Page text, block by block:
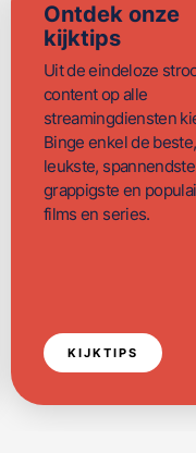
Ontdek onze
kijktips
Uit de eindeloze
content op alle
streamingdiensten
Binge enkel de beste,
leukste,
grappigste en
films en series.
KIJKTIPS